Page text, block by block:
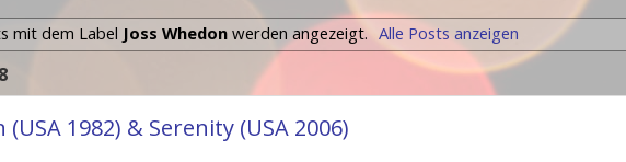
mit dem Label Joss Whedon werden angezeigt. Alle Posts anzeigen
1982) & Serenity (USA 2006)